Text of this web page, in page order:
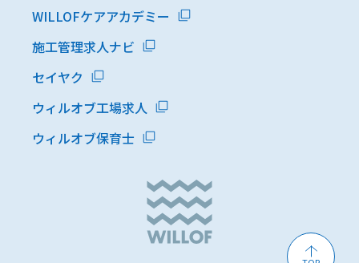
WILLOFケアアカデミー
施工管理求人ナビ
セイヤク
ウィルオブ工場求人
ウィルオブ保育士